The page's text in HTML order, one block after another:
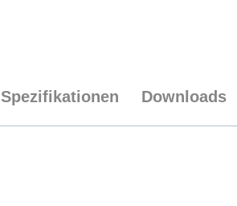
Spezifikationen Downloads